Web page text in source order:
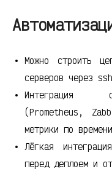
Можно строить
серверов через
Интеграция
(Prometheus,
метрики по
Лёгкая
перед деплоем и